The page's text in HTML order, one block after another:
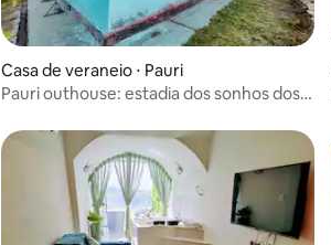
Casa de veraneio ⋅ Pauri
Pauri outhouse: estadia dos sonhos dos